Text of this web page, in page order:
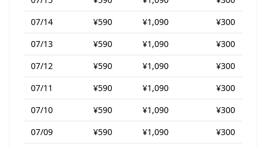
07/14
¥590 ¥1,090
¥300
07/13
¥590 ¥1,090
¥300
07/12
¥590 ¥1,090
¥300
07/11
¥590 ¥1,090
¥300
07/10
¥590 ¥1,090
¥300
07/09
¥590 ¥1,090
¥300